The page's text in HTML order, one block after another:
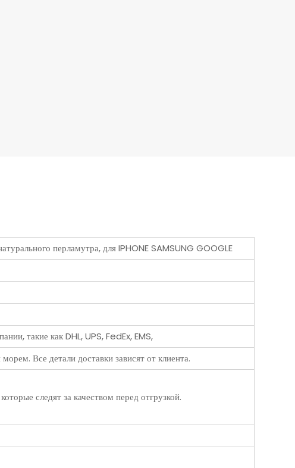
перламутра, для IPHONE SAMSUNG GOOGLE
такие как DHL, UPS, FedEx, EMS,
Все детали доставки зависят от клиента.
следят за качеством перед отгрузкой.